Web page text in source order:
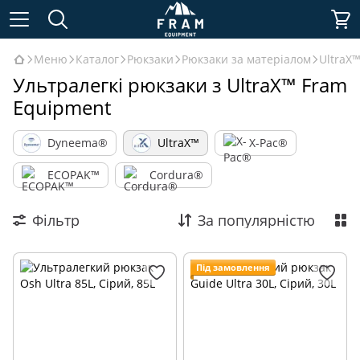
Меню Каталог Рюкзаки Рюкзаки за матеріалом UltraX™
Ультралегкі рюкзаки з UltraX™ Fram
Equipment
Dyneema® UltraX™ X-Pac®
ECOPAK™ Cordura®
Фільтр За популярністю
Під замовлення